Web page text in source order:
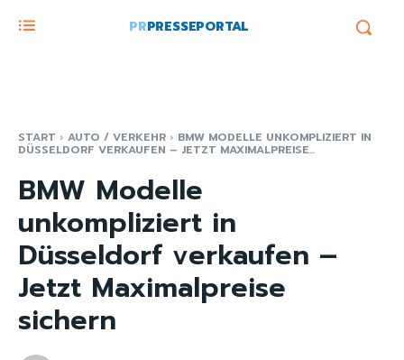
PRPRESSEPORTAL
START AUTO / VERKEHR BMW MODELLE UNKOMPLIZIERT IN
DÜSSELDORF VERKAUFEN – JETZT MAXIMALPREISE...
BMW Modelle
unkompliziert in
Düsseldorf verkaufen –
Jetzt Maximalpreise
sichern